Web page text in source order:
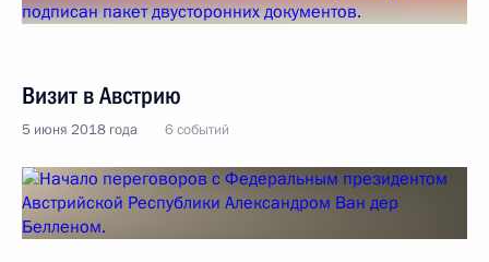
Визит в Австрию
5 июня 2018 года 6 событий